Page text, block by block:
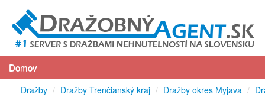
Domov
Dražby / Dražby Trenčianský kraj / Dražby okres Myjava /